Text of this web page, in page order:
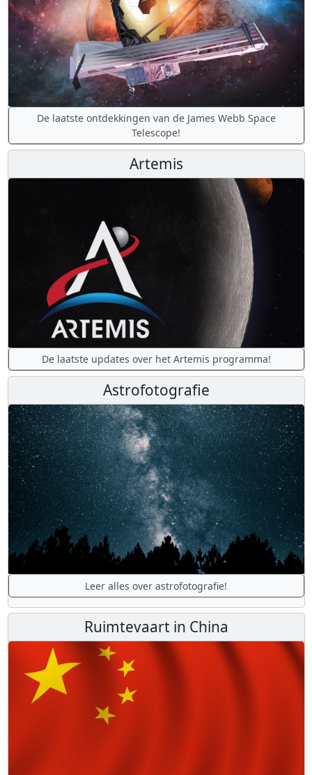
De laatste ontdekkingen van de James Webb Space
Telescope!
Artemis
De laatste updates over het Artemis programma!
Astrofotografie
Leer alles over astrofotografie!
Ruimtevaart in China